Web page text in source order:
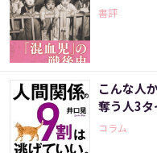
書評
こんな人
奪う人3タ
コラム